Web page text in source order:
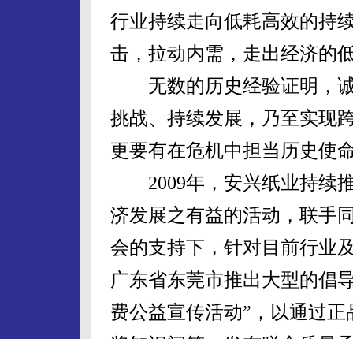
行业持续走向低耗高效的持
击，拉动内需，走出经济的
无数的历史经验证明，诚
挑战、持续发展，乃至实现
更要有在危机中担当历史使
2009年，安兴纸业持续推
济发展之有益的活动，联手
会的支持下，针对目前行业
广东省东莞市推出大型的倡
费公益宣传活动”，以通过